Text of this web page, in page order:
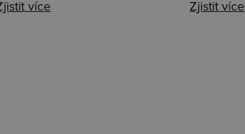
více Zjistit více